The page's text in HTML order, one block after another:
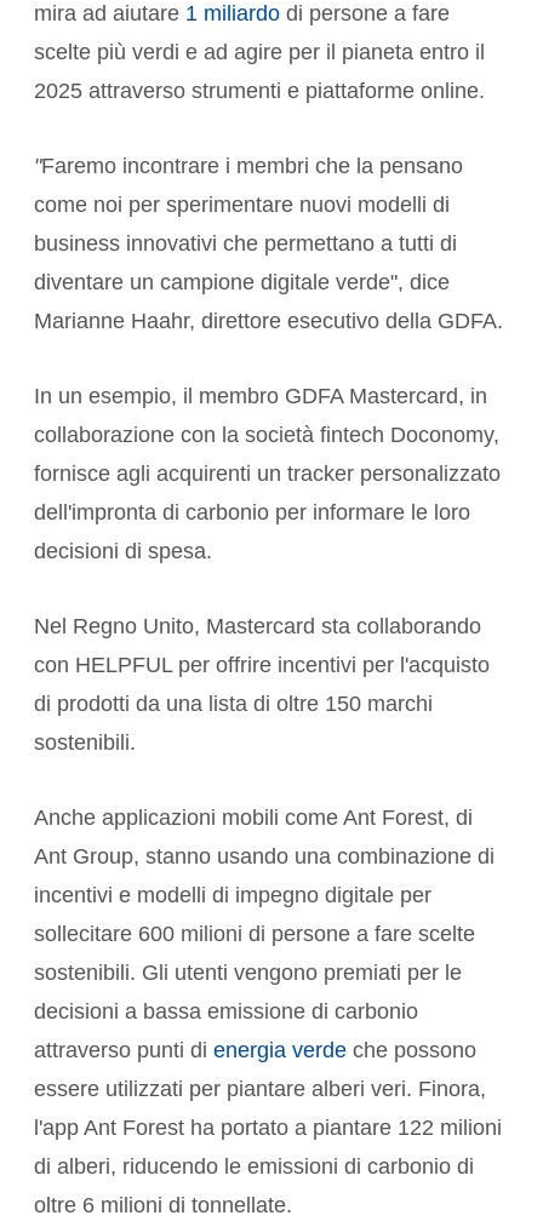
mira ad aiutare 1 miliardo di persone a fare
scelte più verdi e ad agire per il pianeta entro il
2025 attraverso strumenti e piattaforme online.
"Faremo incontrare i membri che la pensano
come noi per sperimentare nuovi modelli di
business innovativi che permettano a tutti di
diventare un campione digitale verde", dice
Marianne Haahr, direttore esecutivo della GDFA.
In un esempio, il membro GDFA Mastercard, in
collaborazione con la società fintech Doconomy,
fornisce agli acquirenti un tracker personalizzato
dell'impronta di carbonio per informare le loro
decisioni di spesa.
Nel Regno Unito, Mastercard sta collaborando
con HELPFUL per offrire incentivi per l'acquisto
di prodotti da una lista di oltre 150 marchi
sostenibili.
Anche applicazioni mobili come Ant Forest, di
Ant Group, stanno usando una combinazione di
incentivi e modelli di impegno digitale per
sollecitare 600 milioni di persone a fare scelte
sostenibili. Gli utenti vengono premiati per le
decisioni a bassa emissione di carbonio
attraverso punti di energia verde che possono
essere utilizzati per piantare alberi veri. Finora,
l'app Ant Forest ha portato a piantare 122 milioni
di alberi, riducendo le emissioni di carbonio di
oltre 6 milioni di tonnellate.